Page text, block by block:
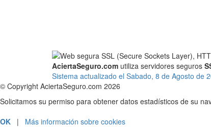
AciertaSeguro.com utiliza servidores seguros
Sistema actualizado el Sabado, 8 de Agosto de
© Copyright AciertaSeguro.com 2026
Solicitamos su permiso para obtener datos estadísticos de su
OK | Más información sobre cookies